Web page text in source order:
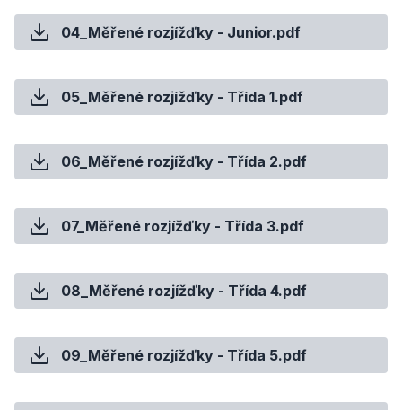
04_Měřené rozjížďky - Junior.pdf
05_Měřené rozjížďky - Třída 1.pdf
06_Měřené rozjížďky - Třída 2.pdf
07_Měřené rozjížďky - Třída 3.pdf
08_Měřené rozjížďky - Třída 4.pdf
09_Měřené rozjížďky - Třída 5.pdf